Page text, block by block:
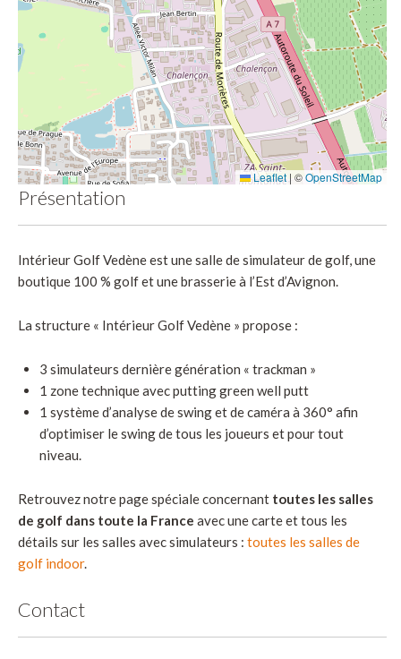
Leaflet | ©OpenStreetMap
Présentation
Intérieur Golf Vedène est une salle de simulateur de golf, une
boutique 100 % golf et une brasserie à l’Est d’Avignon.
La structure « Intérieur Golf Vedène » propose :
3 simulateurs dernière génération « trackman »
1 zone technique avec putting green well putt
1 système d’analyse de swing et de caméra à 360° afin
d’optimiser le swing de tous les joueurs et pour tout
niveau.
Retrouvez notre page spéciale concernant toutes les salles
de golf dans toute la France avec une carte et tous les
détails sur les salles avec simulateurs : toutes les salles de
golf indoor.
Contact